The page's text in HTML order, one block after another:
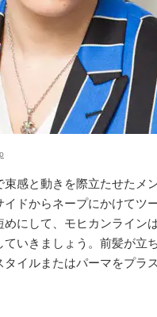
感と動きを際立たせたメ
イドからネープにかけてツ
にして、モヒカンライン
ていきましょう。前髪が立
タイルまたはパーマをプラ